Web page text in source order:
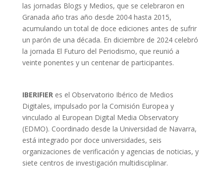
las jornadas Blogs y Medios, que se celebraron en
Granada año tras año desde 2004 hasta 2015,
acumulando un total de doce ediciones antes de sufrir
un parón de una década. En diciembre de 2024 celebró
la jornada El Futuro del Periodismo, que reunió a
veinte ponentes y un centenar de participantes.
IBERIFIERes el Observatorio Ibérico de Medios
Digitales, impulsado por la Comisión Europea y
vinculado al European Digital Media Observatory
(EDMO). Coordinado desde la Universidad de Navarra,
está integrado por doce universidades, seis
organizaciones de verificación y agencias de noticias, y
siete centros de investigación multidisciplinar.